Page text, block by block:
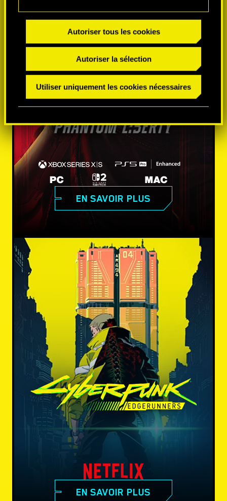
Autoriser tous les cookies
Autoriser la sélection
Utiliser uniquement les cookies nécessaires
EN SAVOIR PLUS
EN SAVOIR PLUS